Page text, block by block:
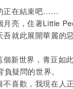
正在結束吧……
亮，住著Little
就此展開華麗的
新世界，青豆如此
疑問的世界。
喜歡，我現在人